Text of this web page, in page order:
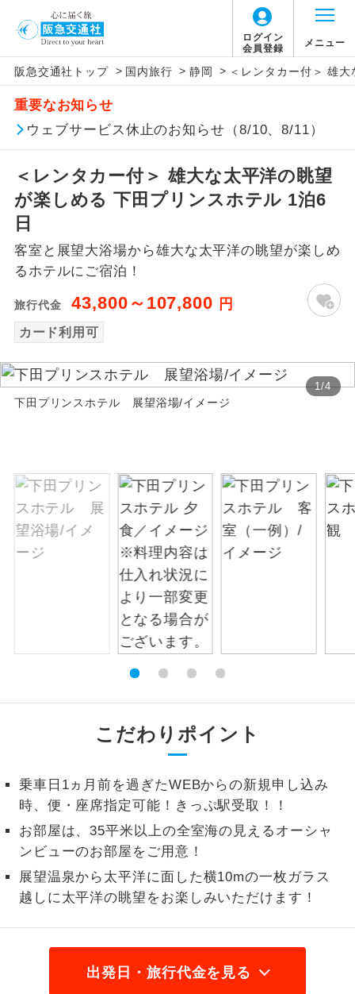
ログイン
会員登録
メニュー
阪急交通社トップ > 国内旅行 > 静岡 > ＜レンタカー付＞ 雄
重要なお知らせ
ウェブサービス休止のお知らせ（8/10、8/11）
＜レンタカー付＞ 雄大な太平洋の眺望
が楽しめる 下田プリンスホテル 1泊6
日
客室と展望大浴場から雄大な太平洋の眺望が楽しめ
るホテルにご宿泊！
旅行代金 43,800～107,800 円
カード利用可
1/4
下田プリンスホテル 展望浴場/イメージ
こだわりポイント
乗車日1ヵ月前を過ぎたWEBからの新規申し込み
時、便・座席指定可能！きっぷ駅受取！！
お部屋は、35平米以上の全室海の見えるオーシャ
ンビューのお部屋をご用意！
展望温泉から太平洋に面した横10mの一枚ガラス
越しに太平洋の眺望をお楽しみいただけます！
出発日・旅行代金を見る
アイコン 説明
添乗員同行
往路出発空港（駅）から復路到着空港
（駅）まで同行します。
現地添乗員同
行
現地到着空港（駅）から最終日出発空港
（駅）まで添乗員が同行します。
バスガイド乗
務
があります。
世界遺産
絶景 絶景スポットに立ち寄るコースです。
露天風呂
す。
大浴場 ご宿泊ホテルに大浴場が付いています。
事の心配はいりません。（機内食を除
く）
お部屋にてゆっくりとお召し上がりいた
だけます。
をじっくり聞くことができます。
1名様催行
1名様から出発可能な個人型プランで
2名様催行
2名様から出発可能な個人型プランで
す。
おひとり様参
加限定
おひとり様限定でご参加いただけるコー
スです。
1名様1室同代
金
1名様1室利用でも追加料金がかからない
ご夫婦限定でご参加いただけるコースで
す。